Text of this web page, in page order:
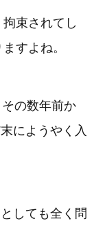
束されてし
すよね。
の数年前か
にようやく入
しても全く問